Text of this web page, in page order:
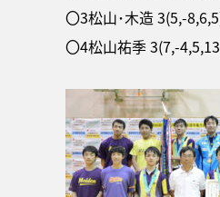
〇3松山･木造 3(5,-
〇4松山祐季 3(7,-